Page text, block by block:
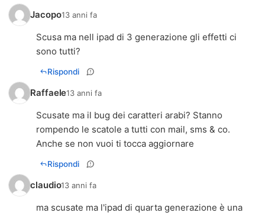
Jacopo13 anni fa
Scusa ma nell ipad di 3 generazione gli effetti ci
sono tutti?
Rispondi
Raffaele13 anni fa
Scusate ma il bug dei caratteri arabi? Stanno
rompendo le scatole a tutti con mail, sms & co.
Anche se non vuoi ti tocca aggiornare
Rispondi
claudio13 anni fa
ma scusate ma l'ipad di quarta generazione è una